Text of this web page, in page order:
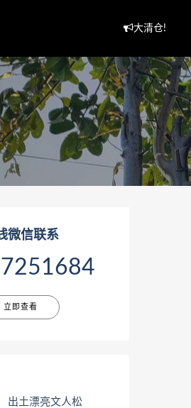
大清仓!
微信联系
立即查看
出土漂亮文人松